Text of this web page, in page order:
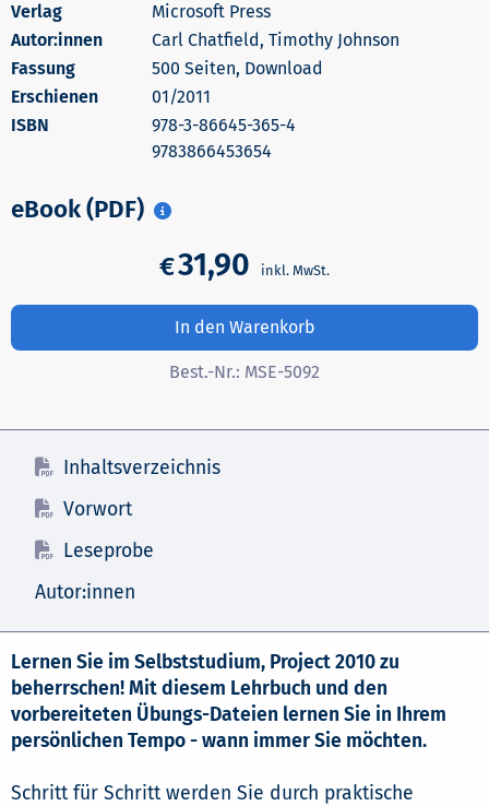
Microsoft Press
Autor:innen
Carl Chatfield, Timothy Johnson
500 Seiten, Download
Erschienen
01/2011
978-3-86645-365-4
9783866453654
eBook (PDF)
€31,90
In den Warenkorb
Best.-Nr.: MSE-5092
Inhaltsverzeichnis
Vorwort
Leseprobe
Autor:innen
Lernen Sie im Selbststudium, Project 2010 zu
beherrschen! Mit diesem Lehrbuch und den
vorbereiteten Übungs-Dateien lernen Sie in Ihrem
persönlichen Tempo - wann immer Sie möchten.
Schritt für Schritt werden Sie durch praktische